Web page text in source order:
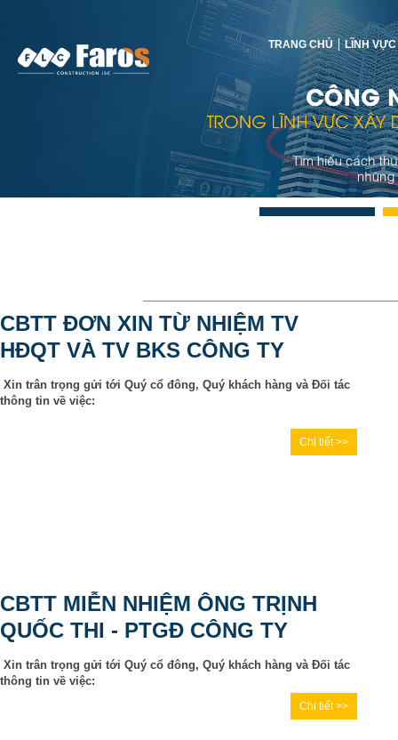
TRANG CHỦ LĨNH
CBTT ĐƠN XIN TỪ NHIỆM TV
HĐQT VÀ TV BKS CÔNG TY
Xin trân trọng gửi tới Quý cổ đông, Quý khách hàng và Đối tác
thông tin về việc:
Chi tiết >>
CBTT MIỄN NHIỆM ÔNG TRỊNH
QUỐC THI - PTGĐ CÔNG TY
Xin trân trọng gửi tới Quý cổ đông, Quý khách hàng và Đối tác
thông tin về việc:
Chi tiết >>